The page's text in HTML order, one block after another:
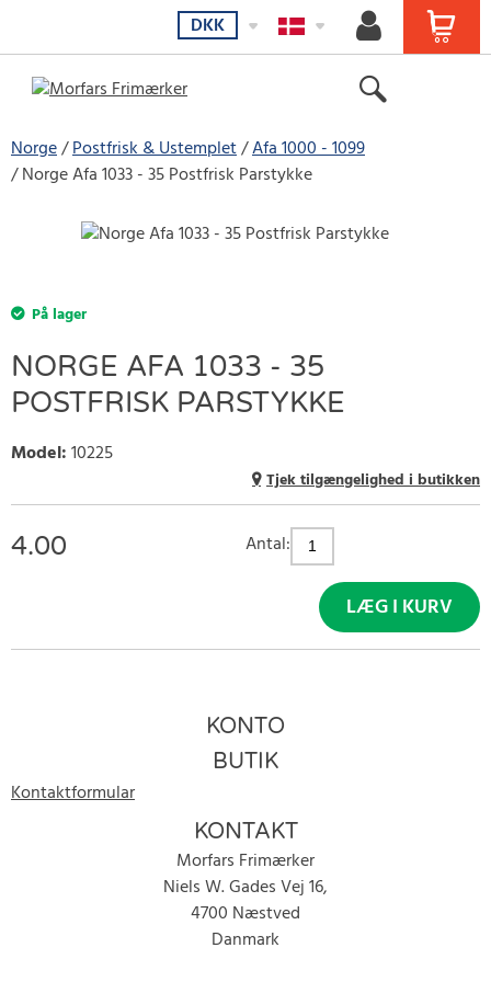
DKK
Norge Postfrisk & Ustemplet Afa 1000 - 1099
Norge Afa 1033 - 35 Postfrisk Parstykke
På lager
NORGE AFA 1033 - 35
POSTFRISK PARSTYKKE
Model:10225
Tjek tilgængelighed i butikken
4.00 Antal:
LÆG I KURV
KONTO
BUTIK
Kontaktformular
KONTAKT
Morfars Frimærker
Niels W. Gades Vej 16,
4700 Næstved
Danmark